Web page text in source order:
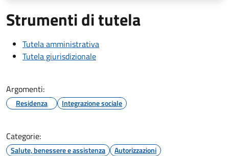
Strumenti di tutela
Tutela amministrativa
Tutela giurisdizionale
Argomenti:
Residenza Integrazione sociale
Categorie:
Salute, benessere e assistenza Autorizzazioni